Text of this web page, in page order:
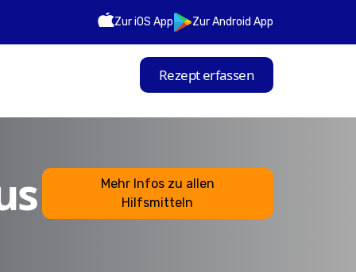
Zur iOS App Zur Android App
Rezept erfassen
Mehr Infos zu allen
Hilfsmitteln